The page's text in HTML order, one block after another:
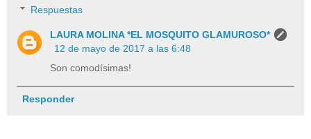
Respuestas
LAURA MOLINA *EL MOSQUITO GLAMUROSO*
12 de mayo de 2017 a las 6:48
Son comodísimas!
Responder